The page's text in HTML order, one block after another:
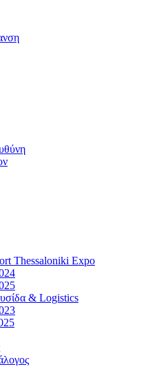
Thessaloniki Expo
& Logistics